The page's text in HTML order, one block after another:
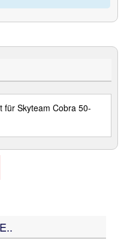
für Skyteam Cobra 50-